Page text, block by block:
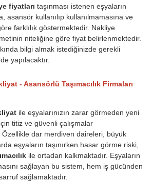
fiyatları taşınması istenen eşyaların
asansör kullanılıp kullanılmamasına ve
farklılık göstermektedir. Nakliye
niteliğine göre fiyat belirlenmektedir.
bilgi almak istediğinizde gerekli
yapılacaktır.
- Asansörlü Taşımacılık Firmaları
ile eşyalarınızın zarar görmeden yeni
titiz ve güvenli çalışmalar
dar merdiven daireleri, büyük
eşyaların taşınırken hasar görme riski,
ile ortadan kalkmaktadır. Eşyaların
sağlayan bu sistem, hem iş gücünden
sağlamaktadır.